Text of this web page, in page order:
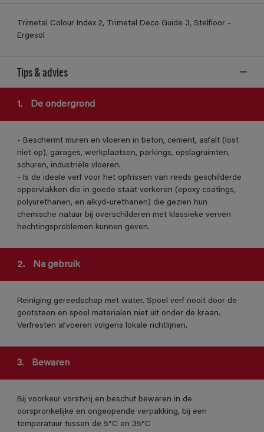
Trimetal Colour Index 2, Trimetal Deco Guide 3, Stelfloor -
Ergesol
Tips & advies
1. De ondergrond
- Beschermt muren en vloeren in beton, cement, asfalt (lost
niet op), garages, werkplaatsen, parkings, opslagruimten,
schuren, industriële vloeren.
- Is de ideale verf voor het opfrissen van reeds geschilderde
oppervlakken die in goede staat verkeren (epoxy coatings,
polyurethanen, en alkyd-urethanen) die gezien hun
chemische natuur bij overschilderen met klassieke verven
hechtingsproblemen kunnen geven.
2. Na gebruik
Reiniging gereedschap met water. Spoel verf nooit door de
gootsteen en spoel materialen niet uit onder de kraan.
Verfresten afvoeren volgens lokale richtlijnen.
3. Bewaren
Bij voorkeur vorstvrij en beschut bewaren in de
oorspronkelijke en ongeopende verpakking, bij een
temperatuur tussen de 5°C en 35°C